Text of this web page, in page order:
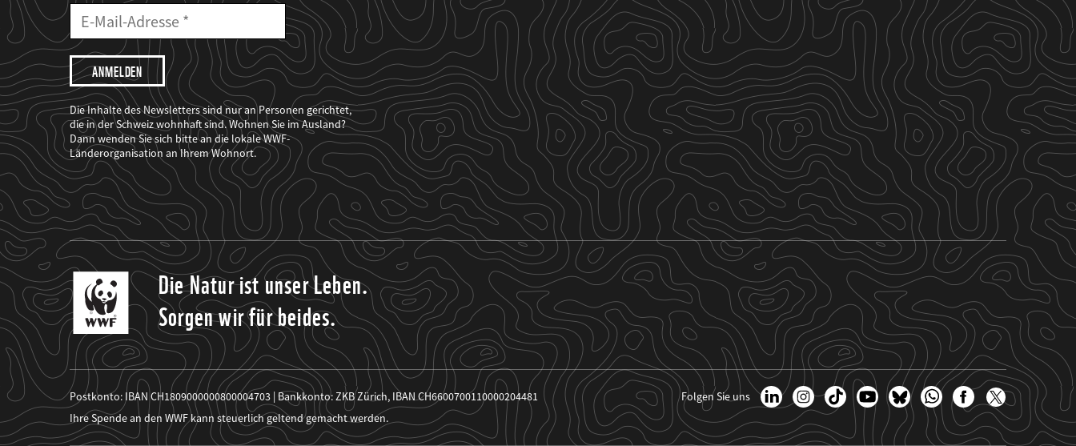
E-
Mailadresse
Mail
Adresse
Ich
möchte,
dass
der
WWF
mich
über
seine
Projekte
informiert.
Die Inhalte des Newsletters sind nur an Personen gerichtet,
die in der Schweiz wohnhaft sind. Wohnen Sie im Ausland?
Dann wenden Sie sich bitte an die lokale WWF-
Länderorganisation an Ihrem Wohnort.
Die Natur ist unser Leben.
Sorgen wir für beides.
Postkonto: IBAN CH1809000000800004703 | Bankkonto: ZKB Zürich, IBAN CH6600700110000204481
Ihre Spende an den WWF kann steuerlich geltend gemacht werden.
Folgen Sie uns